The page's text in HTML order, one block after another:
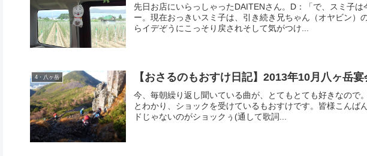
先日お店にいらっしゃったDAITENさん。D：「で、スミ子
ー。現在おっきいスミ子は、引き続き兄ちゃん（オヤビン）
らイデぞうにこっそり戻されそして気がつけ...
4・八ヶ岳 【おさるのもおすけ日記】2013年10月八ヶ岳
今、毎朝繰り返し聞いている曲が、とてもとても好きなので
とわかり、ショックを受けているもおすけです。皆様こんば
ドじゃないのがショックぅ(通して歌詞...